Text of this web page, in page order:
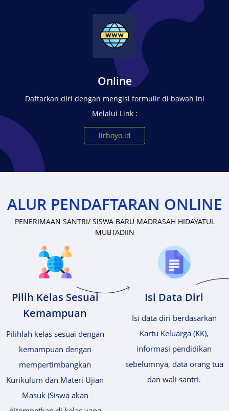
Online
Daftarkan diri dengan mengisi formulir di bawah ini
Melalui Link :
lirboyo.id
ALUR PENDAFTARAN ONLINE
PENERIMAAN SANTRI/ SISWA BARU MADRASAH HIDAYATUL
MUBTADIIN
Pilih Kelas Sesuai
Kemampuan
Pilihlah kelas sesuai dengan
kemampuan dengan
mempertimbangkan
Kurikulum dan Materi Ujian
Masuk (Siswa akan
Isi Data Diri
Isi data diri berdasarkan
Kartu Keluarga (KK),
informasi pendidikan
sebelumnya, data orang tua
dan wali santri.